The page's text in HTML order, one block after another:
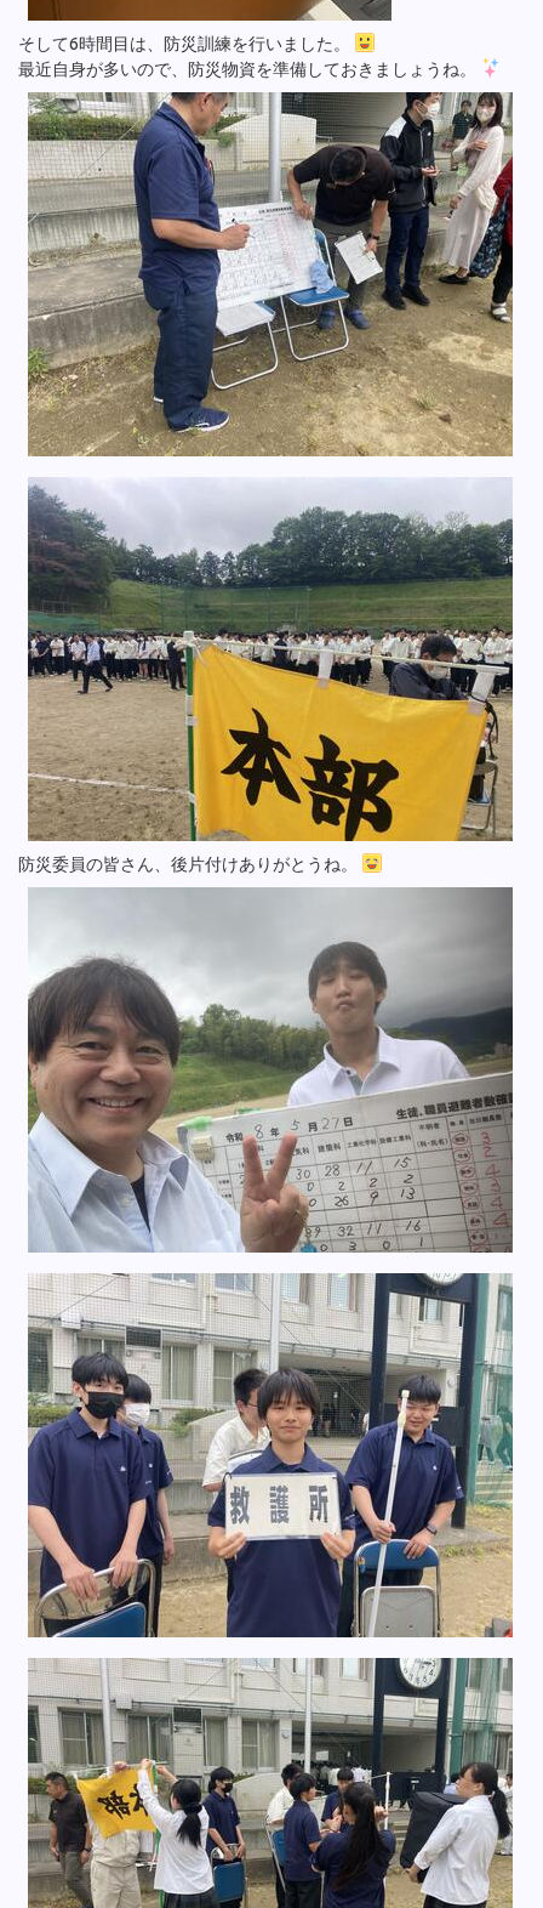
そして6時間目は、防災訓練を行いました。
最近自身が多いので、防災物資を準備しておきましょうね。
防災委員の皆さん、後片付けありがとうね。